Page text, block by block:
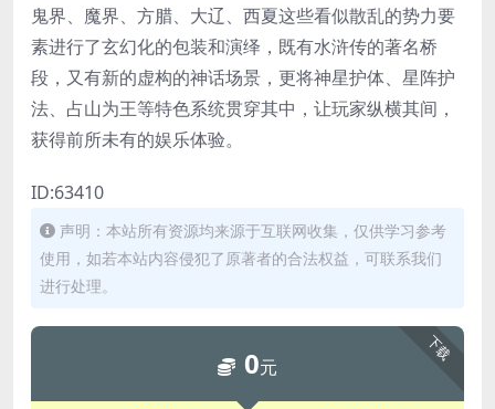
鬼界、魔界、方腊、大辽、西夏这些看似散乱的势力要
素进行了玄幻化的包装和演绎，既有水浒传的著名桥
段，又有新的虚构的神话场景，更将神星护体、星阵护
法、占山为王等特色系统贯穿其中，让玩家纵横其间，
获得前所未有的娱乐体验。
ID:63410
声明：本站所有资源均来源于互联网收集，仅供学习参考
使用，如若本站内容侵犯了原著者的合法权益，可联系我们
进行处理。
下载
0元